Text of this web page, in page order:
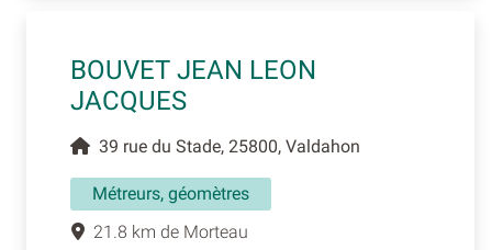
BOUVET JEAN LEON
JACQUES
39 rue du Stade, 25800, Valdahon
Métreurs, géomètres
21.8 km de Morteau